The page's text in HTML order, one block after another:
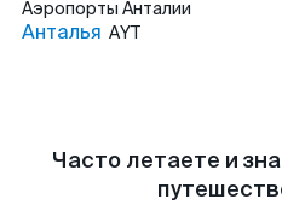
Аэропорты Анталии
Анталья AYT
Часто летаете и